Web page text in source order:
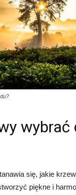
wybrać
się, jakie
piękne i